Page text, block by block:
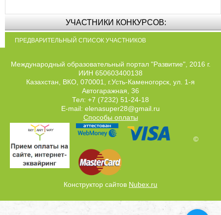
УЧАСТНИКИ КОНКУРСОВ:
ПРЕДВАРИТЕЛЬНЫЙ СПИСОК УЧАСТНИКОВ
Международный образовательный портал "Развитие", 2016 г.
ИИН 650603400138
Казахстан, ВКО, 070001, г.Усть-Каменогорск, ул. 1-я
Автогаражная, 36
Тел: +7 (7232) 51-24-18
E-mail: elenasuper28@gmail.ru
Способы оплаты
©
Конструктор сайтов Nubex.ru